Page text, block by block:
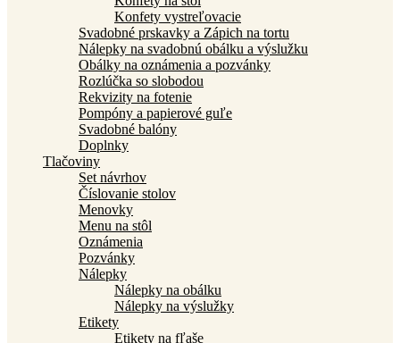
Konfety vystreľovacie
Svadobné prskavky a Zápich na tortu
Nálepky na svadobnú obálku a výslužku
Obálky na oznámenia a pozvánky
Rozlúčka so slobodou
Rekvizity na fotenie
Pompóny a papierové guľe
Svadobné balóny
Doplnky
Tlačoviny
Set návrhov
Číslovanie stolov
Menovky
Menu na stôl
Oznámenia
Pozvánky
Nálepky
Nálepky na obálku
Nálepky na výslužky
Etikety
Etikety na fľaše